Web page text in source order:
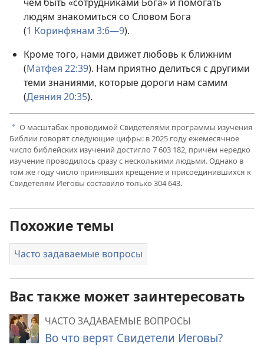
чем быть «сотрудниками Бога» и помогать
людям знакомиться со Словом Бога
(1 Коринфянам 3:6—9).
Кроме того, нами движет любовь к ближним
(Матфея 22:39). Нам приятно делиться с другими
теми знаниями, которые дороги нам самим
(Деяния 20:35).
a О масштабах проводимой Свидетелями программы изучения
Библии говорят следующие цифры: в2025 году ежемесячное
число библейских изучений достигло 7 603 182, причём нередко
изучение проводилось сразу с несколькими людьми. Однако в
том же году число принявших крещение и присоединившихся к
Свидетелям Иеговы составило только 304 643.
Похожие темы
Часто задаваемые вопросы
Вас также может заинтересовать
ЧАСТО ЗАДАВАЕМЫЕ ВОПРОСЫ
Во что верят Свидетели Иеговы?